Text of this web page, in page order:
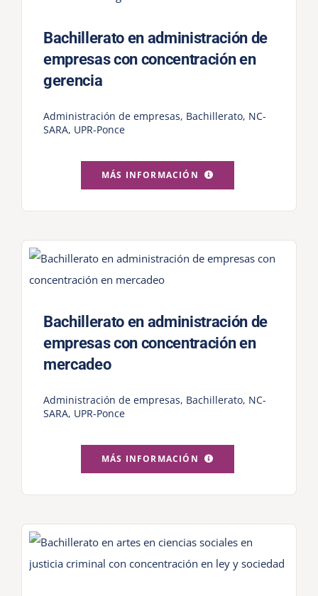
Bachillerato en administración de
empresas con concentración en
gerencia
Administración de empresas, Bachillerato, NC-
SARA, UPR-Ponce
MÁS INFORMACIÓN
Bachillerato en administración de
empresas con concentración en
mercadeo
Administración de empresas, Bachillerato, NC-
SARA, UPR-Ponce
MÁS INFORMACIÓN